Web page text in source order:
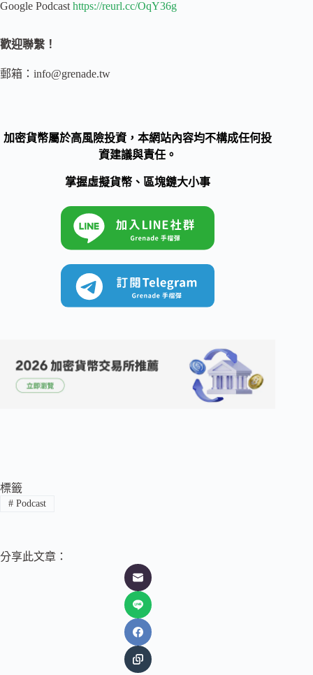
Google Podcast https://reurl.cc/OqY36g
歡迎聯繫！
郵箱： info@grenade.tw
加密貨幣屬於高風險投資，本網站內容均不構成任何投
資建議與責任。
掌握虛擬貨幣、區塊鏈大小事
標籤
#Podcast
分享此文章：